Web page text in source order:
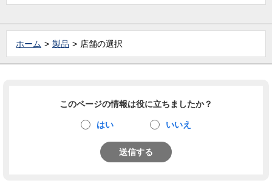
ホーム 製品 店舗の選択
このページの情報は役に立ちましたか？
はい いいえ
送信する